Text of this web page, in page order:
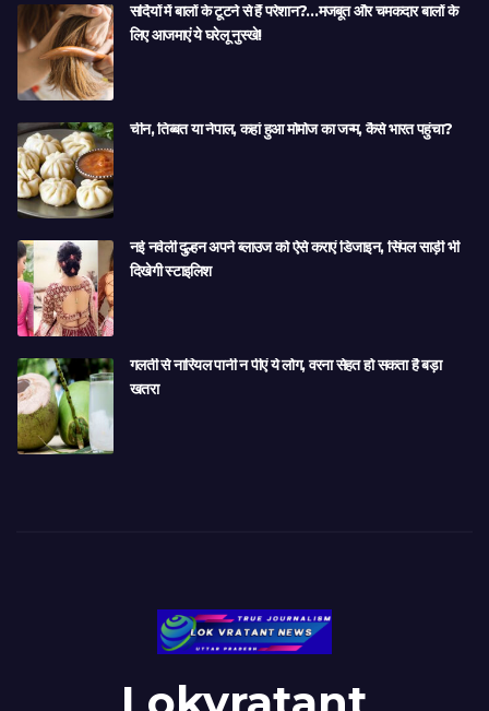
सर्दियों में बालों के टूटने से हैं परेशान?…मजबूत और चमकदार बालों के
लिए आजमाएं ये घरेलू नुस्खे!
चीन, तिब्बत या नेपाल, कहां हुआ मोमोज का जन्म, कैसे भारत पहुंचा?
नई नवेली दुल्हन अपने ब्लाउज को ऐसे कराएं डिजाइन, सिंपल साड़ी भी
दिखेगी स्टाइलिश
गलती से नारियल पानी न पीएं ये लोग, वरना सेहत हो सकता है बड़ा
खतरा